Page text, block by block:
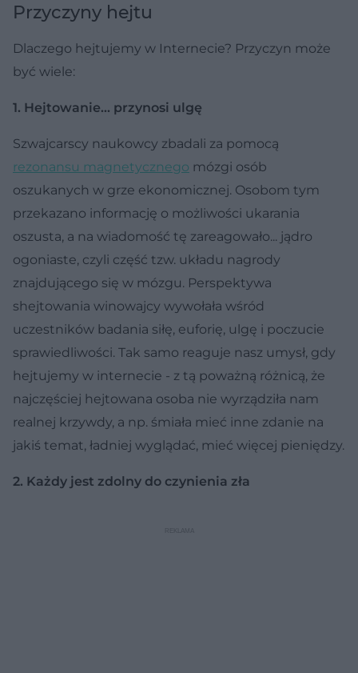
Przyczyny hejtu
Dlaczego hejtujemy w Internecie? Przyczyn może
być wiele:
1. Hejtowanie... przynosi ulgę
Szwajcarscy naukowcy zbadali za pomocą
rezonansu magnetycznego mózgi osób
oszukanych w grze ekonomicznej. Osobom tym
przekazano informację o możliwości ukarania
oszusta, a na wiadomość tę zareagowało... jądro
ogoniaste, czyli część tzw. układu nagrody
znajdującego się w mózgu. Perspektywa
shejtowania winowajcy wywołała wśród
uczestników badania siłę, euforię, ulgę i poczucie
sprawiedliwości. Tak samo reaguje nasz umysł, gdy
hejtujemy w internecie - z tą poważną różnicą, że
najczęściej hejtowana osoba nie wyrządziła nam
realnej krzywdy, a np. śmiała mieć inne zdanie na
jakiś temat, ładniej wyglądać, mieć więcej pieniędzy.
2. Każdy jest zdolny do czynienia zła